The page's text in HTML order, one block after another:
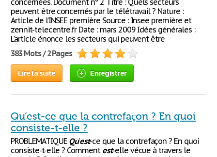
concernées. Document n° 2 Titre : Quels secteurs
peuvent être concernés par le télétravail ? Nature :
Article de l’INSEE première Source : Insee première et
zennit-telecentre.fr Date : mars 2009 Idées générales :
L’article énonce les secteurs qui peuvent être
383 Mots / 2 Pages
Lire la suite Enregistrer
Qu’est-ce que la contrefaçon ? En quoi
consiste-t-elle ?
PROBLEMATIQUE Qu’est-ce que la contrefaçon ? En quoi
consiste-t-elle ? Comment est-elle vécue à travers le